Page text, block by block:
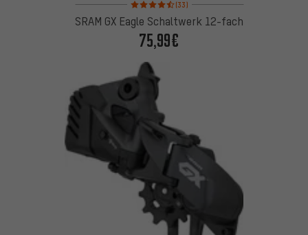
(33)
SRAM GX Eagle Schaltwerk 12-fach
75,99€